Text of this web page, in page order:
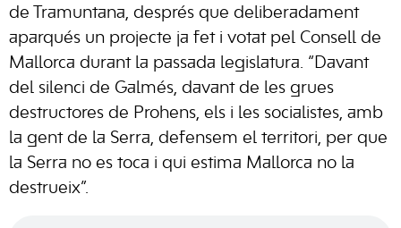
de Tramuntana, després que deliberadament
aparqués un projecte ja fet i votat pel Consell de
Mallorca durant la passada legislatura. “Davant
del silenci de Galmés, davant de les grues
destructores de Prohens, els i les socialistes, amb
la gent de la Serra, defensem el territori, per que
la Serra no es toca i qui estima Mallorca no la
destrueix”.